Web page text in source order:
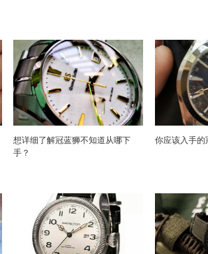
想详细了解冠蓝狮不知道从哪下
手？
你应该入手的